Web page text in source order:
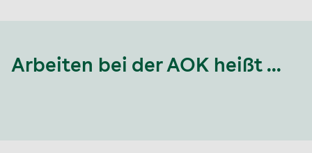
Arbeiten bei der AOK heißt ...